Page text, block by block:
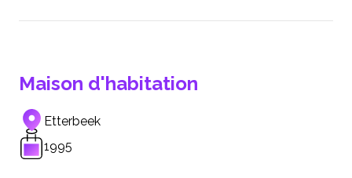
Maison d'habitation
Etterbeek
1995